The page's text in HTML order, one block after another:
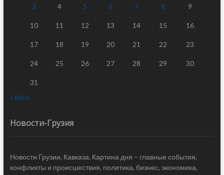
3 4 5 6 7 8 9
10 11 12 13 14 15 16
17 18 19 20 21 22 23
24 25 26 27 28 29 30
31
« Июл
Новости-Грузия
Новости Грузии, Кавказа. Картина дня – главные события,
конфликты и происшествия, политика, бизнес, экономика,